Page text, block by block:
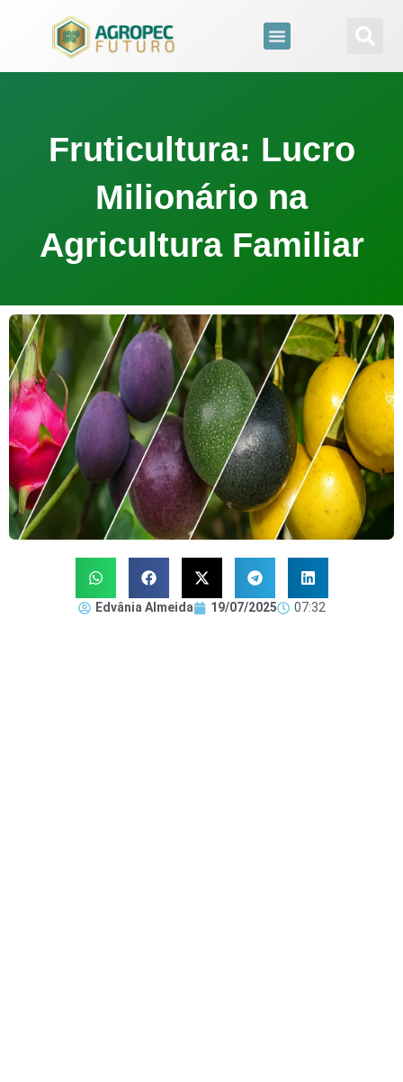
conteúdo
Fruticultura: Lucro
Milionário na
Agricultura Familiar
Edvânia Almeida 19/07/2025 07:32